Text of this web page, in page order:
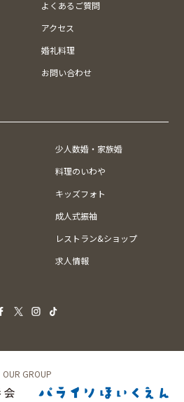
よくあるご質問
アクセス
婚礼料理
お問い合わせ
少人数婚・家族婚
料理のいわや
キッズフォト
成人式振袖
レストラン&ショップ
求人情報
OUR GROUP